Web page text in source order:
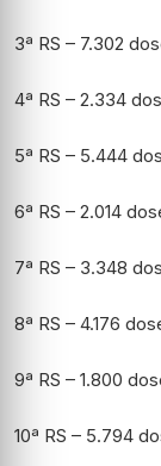
3ª RS – 7.302
4ª RS – 2.334
5ª RS – 5.444
6ª RS – 2.014
7ª RS – 3.348
8ª RS – 4.176
9ª RS – 1.800
10ª RS – 5.794